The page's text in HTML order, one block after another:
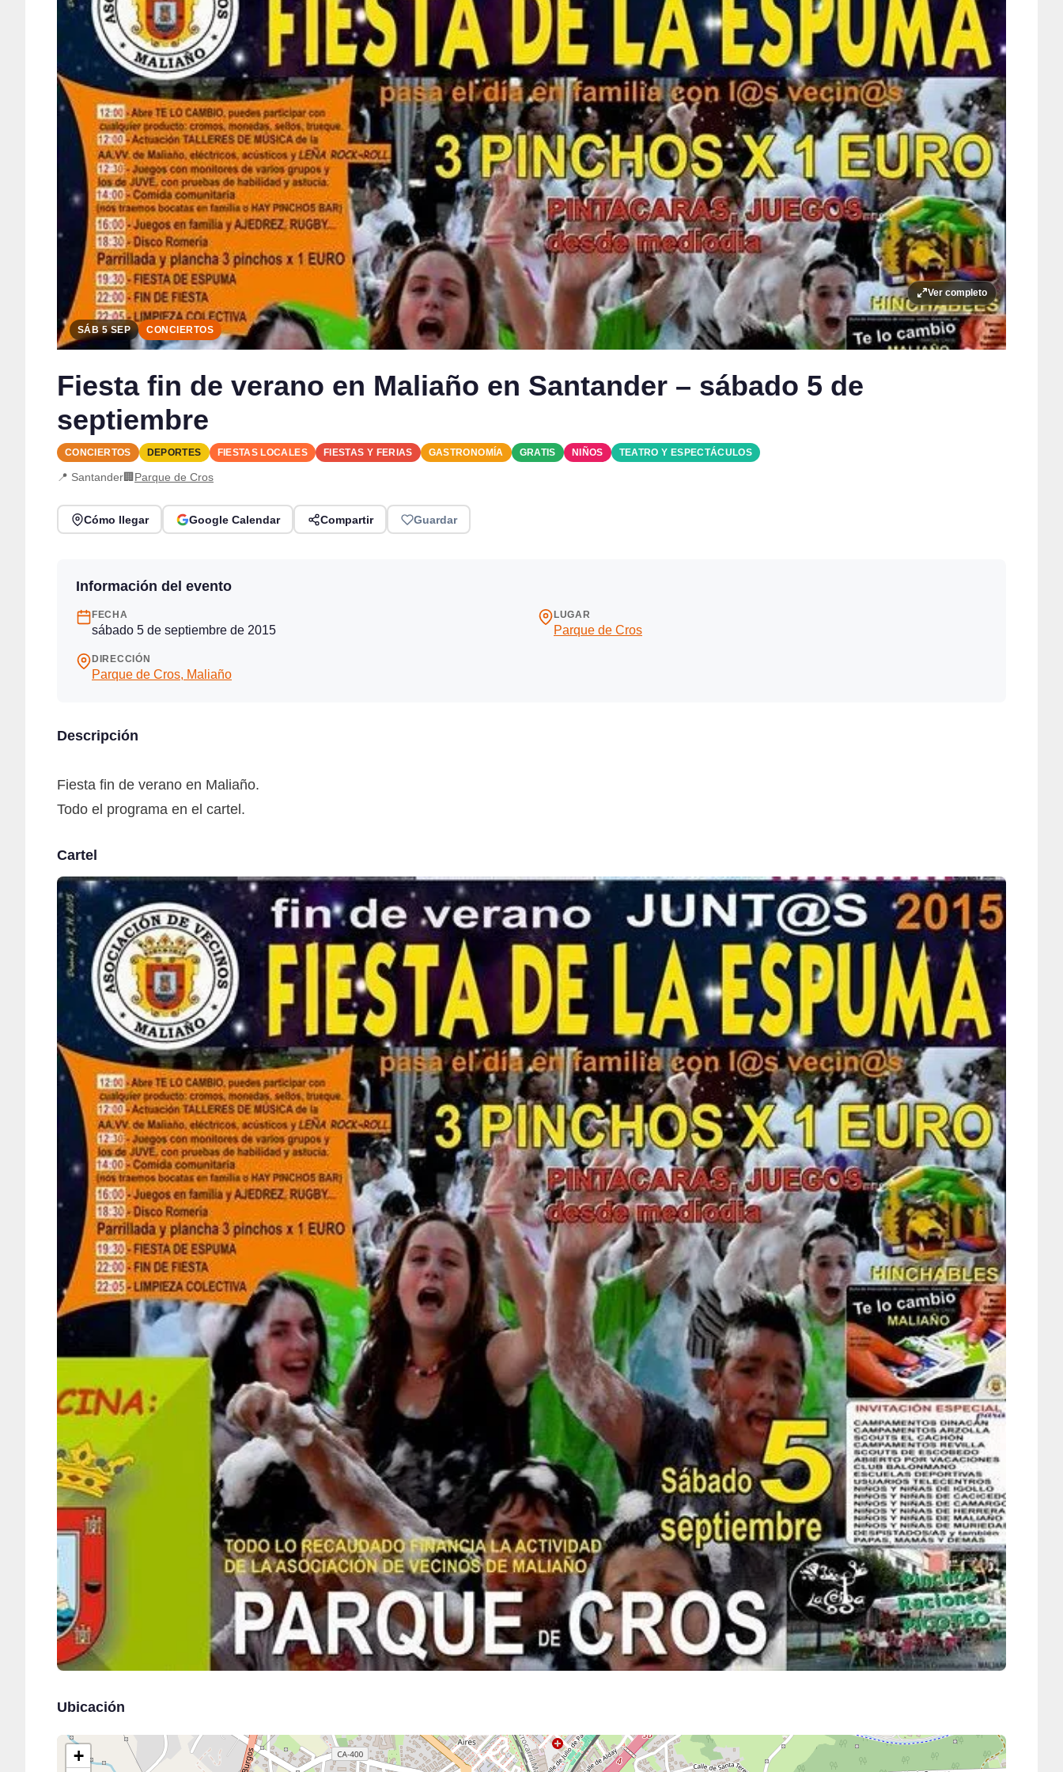
Ver completo
SÁB 5 SEP CONCIERTOS
Fiesta fin de verano en Maliaño en Santander – sábado 5 de
septiembre
CONCIERTOS DEPORTES FIESTAS LOCALES FIESTAS Y FERIAS GASTRONOMÍA GRATIS NIÑOS TEATRO Y ESPECTÁCULOS
📍 Santander🏢 Parque de Cros
Cómo llegar Google Calendar Compartir Guardar
Información del evento
FECHA
sábado 5 de septiembre de 2015
LUGAR
Parque de Cros
DIRECCIÓN
Parque de Cros, Maliaño
Descripción
Fiesta fin de verano en Maliaño.
Todo el programa en el cartel.
Cartel
Ubicación
+